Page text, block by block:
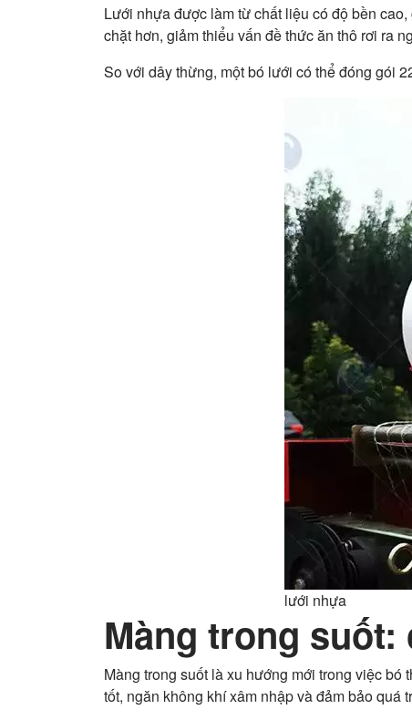
Lưới nhựa được làm từ chất liệu có độ bền
chặt hơn, giảm thiểu vấn đề thức ăn thô rơi ra
So với dây thừng, một bó lưới có thể đóng gói
lưới nhựa
Màng trong
Màng trong suốt là xu hướng mới trong việc
tốt, ngăn không khí xâm nhập và đảm bảo